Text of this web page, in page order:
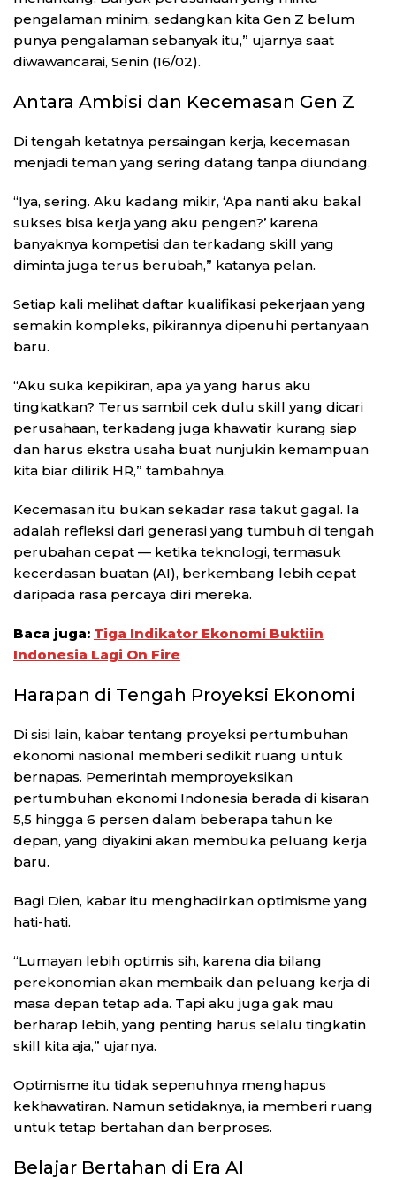
pengalaman minim, sedangkan kita Gen Z belum
punya pengalaman sebanyak itu,” ujarnya saat
diwawancarai, Senin (16/02).
Antara Ambisi dan Kecemasan Gen Z
Di tengah ketatnya persaingan kerja, kecemasan
menjadi teman yang sering datang tanpa diundang.
“Iya, sering. Aku kadang mikir, ‘Apa nanti aku bakal
sukses bisa kerja yang aku pengen?’ karena
banyaknya kompetisi dan terkadang skill yang
diminta juga terus berubah,” katanya pelan.
Setiap kali melihat daftar kualifikasi pekerjaan yang
semakin kompleks, pikirannya dipenuhi pertanyaan
baru.
“Aku suka kepikiran, apa ya yang harus aku
tingkatkan? Terus sambil cek dulu skill yang dicari
perusahaan, terkadang juga khawatir kurang siap
dan harus ekstra usaha buat nunjukin kemampuan
kita biar dilirik HR,” tambahnya.
Kecemasan itu bukan sekadar rasa takut gagal. Ia
adalah refleksi dari generasi yang tumbuh di tengah
perubahan cepat — ketika teknologi, termasuk
kecerdasan buatan (AI), berkembang lebih cepat
daripada rasa percaya diri mereka.
Baca juga: Tiga Indikator Ekonomi Buktiin
Indonesia Lagi On Fire
Harapan di Tengah Proyeksi Ekonomi
Di sisi lain, kabar tentang proyeksi pertumbuhan
ekonomi nasional memberi sedikit ruang untuk
bernapas. Pemerintah memproyeksikan
pertumbuhan ekonomi Indonesia berada di kisaran
5,5 hingga 6 persen dalam beberapa tahun ke
depan, yang diyakini akan membuka peluang kerja
baru.
Bagi Dien, kabar itu menghadirkan optimisme yang
hati-hati.
“Lumayan lebih optimis sih, karena dia bilang
perekonomian akan membaik dan peluang kerja di
masa depan tetap ada. Tapi aku juga gak mau
berharap lebih, yang penting harus selalu tingkatin
skill kita aja,” ujarnya.
Optimisme itu tidak sepenuhnya menghapus
kekhawatiran. Namun setidaknya, ia memberi ruang
untuk tetap bertahan dan berproses.
Belajar Bertahan di Era AI